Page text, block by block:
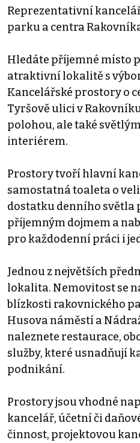
Reprezentativní
parku a centra
Hledáte příjemné místo
atraktivní lokalitě s
Kancelářské prostory o
Tyršově ulici v
polohou, ale také
interiérem.
Prostory tvoří hlavní
samostatná toaleta o
dostatku denního světla
příjemným dojmem a
pro každodenní práci i
Jednou z největších
lokalita. Nemovitost se
blízkosti rakovnického
Husova náměstí a
naleznete restaurace,
služby, které usnadňují
podnikání.
Prostory jsou vhodné
kancelář, účetní či
činnost, projektovou